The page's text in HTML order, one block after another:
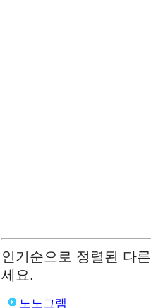
인기순으로 정렬된 다른
세요.
노노그램